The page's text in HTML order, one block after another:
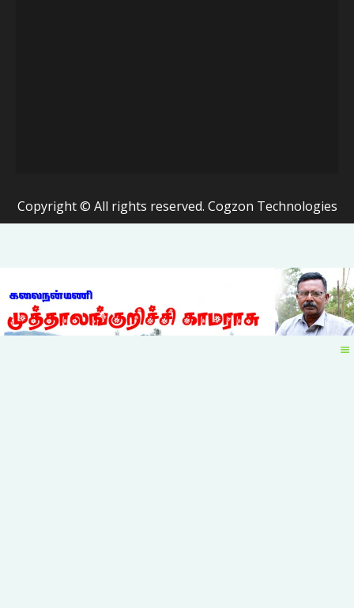
Copyright © All rights reserved. Cogzon Technologies